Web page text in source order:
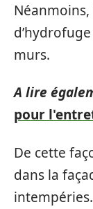
murs.
A lire
pour
De cette
dans la